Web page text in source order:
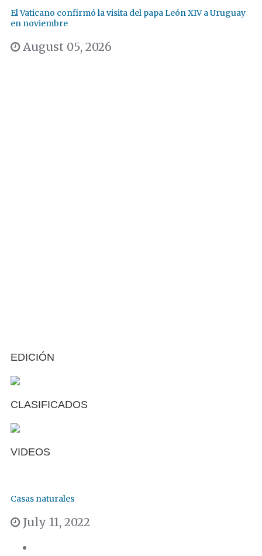
El Vaticano confirmó la visita del papa León XIV a Uruguay
en noviembre
August 05, 2026
EDICIÓN
CLASIFICADOS
VIDEOS
Casas naturales
July 11, 2022